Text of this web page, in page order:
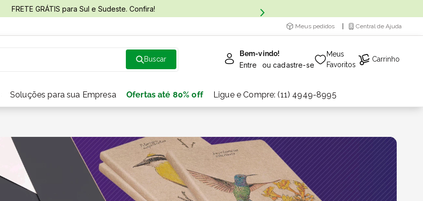
FRETE GRÁTIS para Sul e Sudeste. Confira!
Meus pedidos Central de Ajuda
Bem-vindo!
Entre ou cadastre-se
Meus
Favoritos
Carrinho
Soluções para sua Empresa Ofertas até 80% off Ligue e Compre: (11) 4949-8995